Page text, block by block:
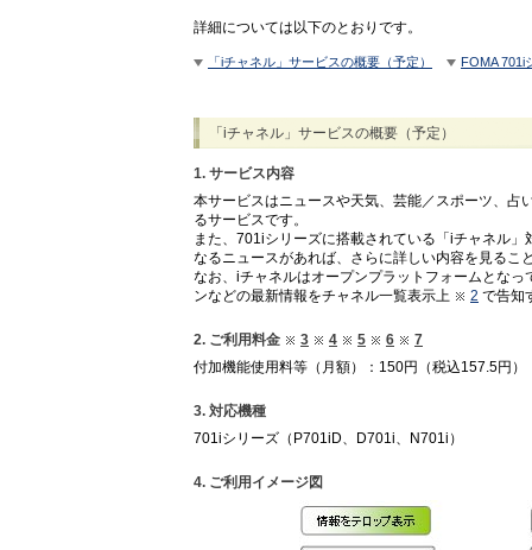
詳細については以下のとおりです。
「iチャネル」サービスの概要（予定） FOMA 701i
「iチャネル」サービスの概要（予定）
1. サービス内容
本サービスはニュースや天気、芸能／スポーツ、占
るサービスです。
また、701iシリーズに搭載されている「iチャネル
なるニュースがあれば、さらに詳しい内容を見るこ
なお、iチャネルはオープンプラットフォームとな
ンなどの最新情報をチャネル一覧表示上
2 で告知
2. ご利用料金 3 4 5 6
7
付加機能使用料等（月額）：150円（税込157.5円）
3. 対応機種
701iシリーズ（P701iD、D701i、N701i）
4. ご利用イメージ図